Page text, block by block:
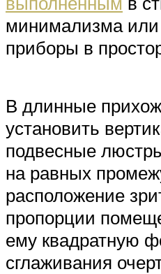
минимализма
приборы в
В длинные
установить
подвесные
на равных
расположение
пропорции
ему квадратную
сглаживания